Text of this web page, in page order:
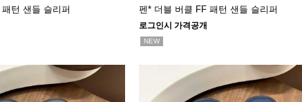
턴 샌들 슬리퍼 펜* 더블 버클 FF 패턴 샌들 슬리퍼
로그인시 가격공개
NEW